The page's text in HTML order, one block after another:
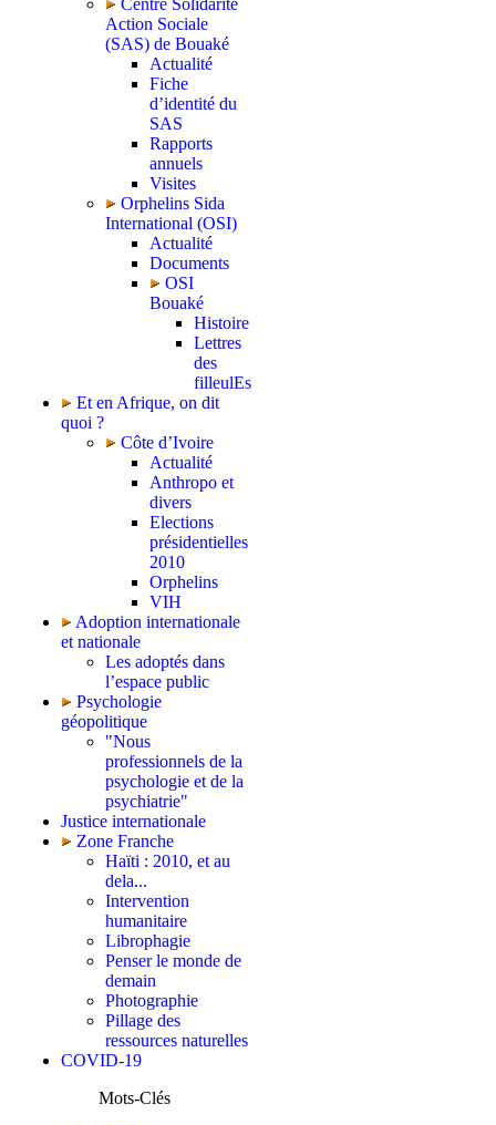
Centre Solidarité
Action Sociale
(SAS) de Bouaké
Actualité
Fiche
d’identité du
SAS
Rapports
annuels
Visites
Orphelins Sida
International (OSI)
Actualité
Documents
OSI
Bouaké
Histoire
Lettres
des
filleulEs
Et en Afrique, on dit
quoi ?
Côte d’Ivoire
Actualité
Anthropo et
divers
Elections
présidentielles
2010
Orphelins
VIH
Adoption internationale
et nationale
Les adoptés dans
l’espace public
Psychologie
géopolitique
"Nous
professionnels de la
psychologie et de la
psychiatrie"
Justice internationale
Zone Franche
Haïti : 2010, et au
dela...
Intervention
humanitaire
Librophagie
Penser le monde de
demain
Photographie
Pillage des
ressources naturelles
COVID-19
Mots-Clés